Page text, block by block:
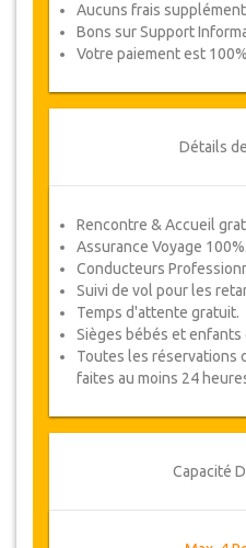
Aucuns frais
Bons sur Support
Votre paiement est
Détails
Rencontre & Accueil
Assurance Voyage 100%.
Conducteurs
Suivi de vol pour les
Temps d'attente gratuit.
Sièges bébés et
Toutes les réservations
faites au moins 24
Capacité